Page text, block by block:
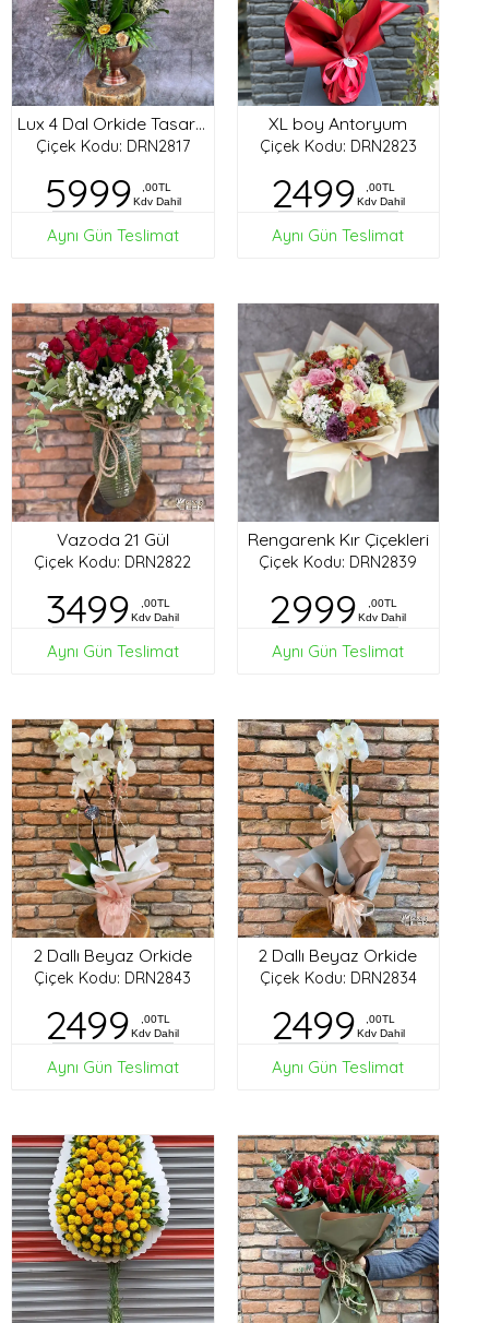
Lux 4 Dal Orkide Tasarım
Çiçek Kodu: DRN2817
5999
,00TL
Kdv Dahil
Aynı Gün Teslimat
XL boy Antoryum
Çiçek Kodu: DRN2823
2499
,00TL
Kdv Dahil
Aynı Gün Teslimat
Vazoda 21 Gül
Çiçek Kodu: DRN2822
3499
,00TL
Kdv Dahil
Aynı Gün Teslimat
Rengarenk Kır Çiçekleri
Çiçek Kodu: DRN2839
2999
,00TL
Kdv Dahil
Aynı Gün Teslimat
2 Dallı Beyaz Orkide
Çiçek Kodu: DRN2843
2499
,00TL
Kdv Dahil
Aynı Gün Teslimat
2 Dallı Beyaz Orkide
Çiçek Kodu: DRN2834
2499
,00TL
Kdv Dahil
Aynı Gün Teslimat